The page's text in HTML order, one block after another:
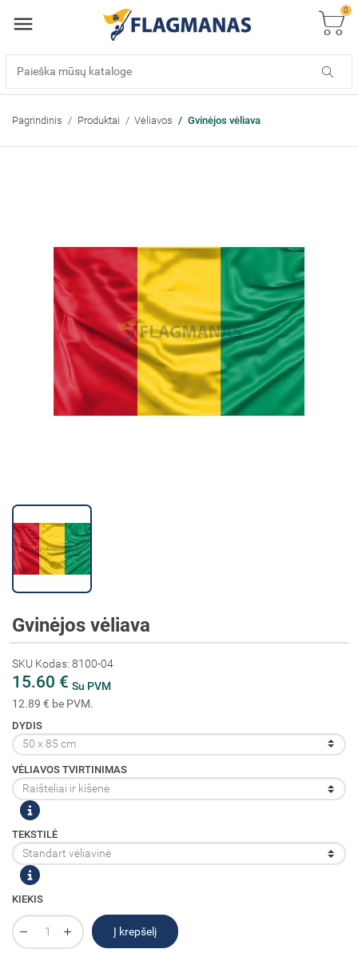
0
Pagrindinis Produktai Vėliavos Gvinėjos vėliava
Gvinėjos vėliava
SKU Kodas: 8100-04
15.60 € Su PVM
12.89 € be PVM.
DYDIS
VĖLIAVOS TVIRTINIMAS
TEKSTILĖ
KIEKIS
Į krepšelį